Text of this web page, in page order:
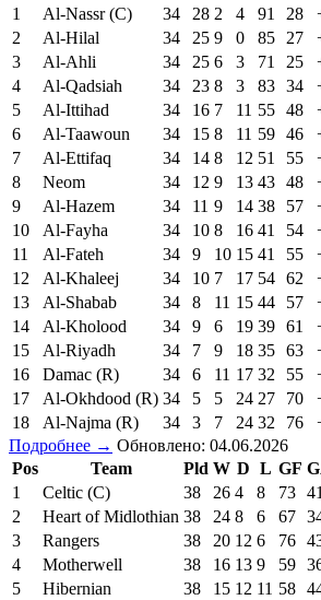
1
Al-Nassr (C) 34 28 2 4 91 28
2
Al-Hilal 34 25 9 0 85 27
3
Al-Ahli 34 25 6 3 71 25
4
Al-Qadsiah 34 23 8 3 83 34
5
Al-Ittihad 34 16 7 11 55 48
6
Al-Taawoun 34 15 8 11 59 46
7
Al-Ettifaq 34 14 8 12 51 55
8
Neom 34 12 9 13 43 48
9
Al-Hazem 34 11 9 14 38 57
10
Al-Fayha 34 10 8 16 41 54
11
Al-Fateh 34 9 10 15 41 55
12
Al-Khaleej 34 10 7 17 54 62
13
Al-Shabab 34 8 11 15 44 57
14
Al-Kholood 34 9 6 19 39 61
15
Al-Riyadh 34 7 9 18 35 63
16
Damac (R) 34 6 11 17 32 55
17
Al-Okhdood (R) 34 5 5 24 27 70
18
Al-Najma (R) 34 3 7 24 32 76
Подробнее → Обновлено: 04.06.2026
Pos
Team Pld W D L GF
1
Celtic (C) 38 26 4 8 73 41
2
Heart of Midlothian 38 24 8 6 67
3
Rangers 38 20 12 6 76
4
Motherwell 38 16 13 9 59
5
Hibernian 38 15 12 11 58